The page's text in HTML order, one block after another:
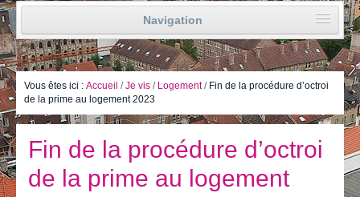
Navigation
Accueil
Vie politique
Je vis
Je visite
Publications
Vous êtes ici : Accueil /Je vis / Logement / Fin de la procédure d’octroi
de la prime au logement 2023
Fin de la procédure d’octroi
de la prime au logement